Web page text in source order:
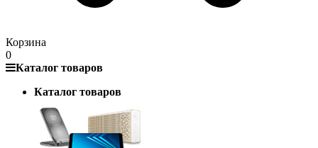
Корзина
0
Каталог товаров
Каталог товаров